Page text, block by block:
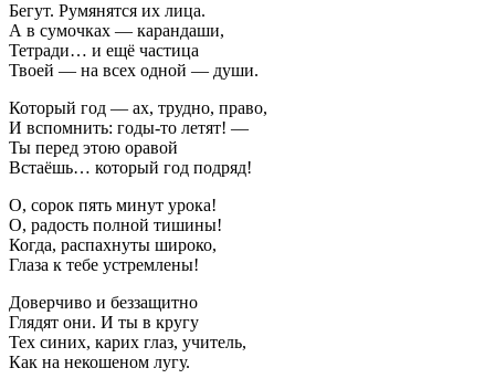
Бегут. Румянятся их лица.
А в сумочках — карандаши,
Тетради… и ещё частица
Твоей — на всех одной — души.
Который год — ах, трудно, право,
И вспомнить: годы-то летят! —
Ты перед этою оравой
Встаёшь… который год подряд!
О, сорок пять минут урока!
О, радость полной тишины!
Когда, распахнуты широко,
Глаза к тебе устремлены!
Доверчиво и беззащитно
Глядят они. И ты в кругу
Тех синих, карих глаз, учитель,
Как на некошеном лугу.